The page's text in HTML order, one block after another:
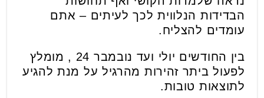
הבדידות הנלווית לכך לעיתים – אתם
עומדים להצליח.
בין החודשים יולי ועד נובמבר 24 , מומלץ
לפעול ביתר זהירות מהרגיל על מנת להגיע
לתוצאות טובות.